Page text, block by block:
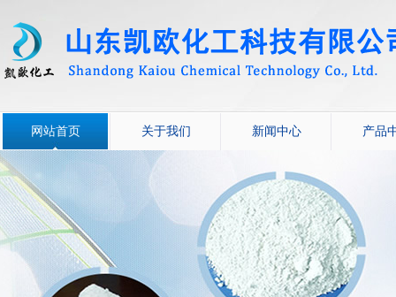
网站首页 关于我们 新闻中心 产品